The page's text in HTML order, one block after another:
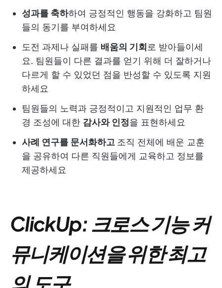
성과를 축하하여 긍정적인 행동을 강화하고 팀원
들의 동기를 부여하세요
도전 과제나 실패를 배움의 기회 로 받아들이세
요. 팀원들이 다른 결과를 얻기 위해 더 잘하거나
다르게 할 수 있었던 점을 반성할 수 있도록 지원
하세요
팀원들의 노력과 긍정적이고 지원적인 업무 환
경 조성에 대한 감사와 인정을 표현하세요
사례 연구를 문서화하고 조직 전체에 배운 교훈
을 공유하여 다른 직원들에게 교육하고 정보를
제공하세요
ClickUp: 크로스 기능 커
뮤니케이션을 위한 최고
의 도구